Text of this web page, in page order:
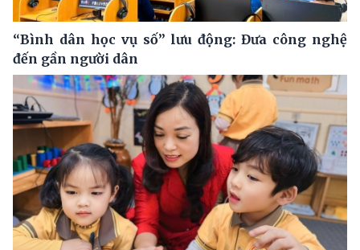
“Bình dân học vụ số” lưu động: Đưa công nghệ
đến gần người dân